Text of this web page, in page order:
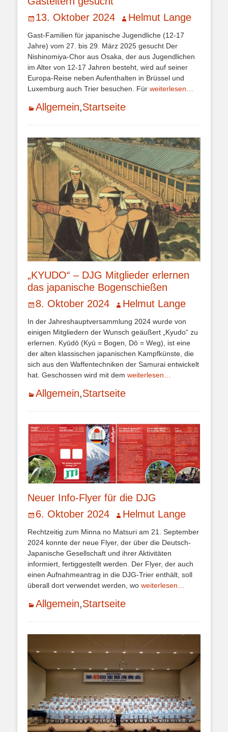
Veröffentlicht
am
13. Oktober 2024 Autor
Helmut Lange
Gast-Familien für japanische Jugendliche (12-17
Jahre) vom 27. bis 29. März 2025 gesucht Der
Nishinomiya-Chor aus Osaka, der aus Jugendlichen
im Alter von 12-17 Jahren besteht, wird auf seiner
Europa-Reise neben Aufenthalten in Brüssel und
Luxemburg auch Trier besuchen. Für weiterlesen…
Kategorien
Allgemein,Startseite
„KYUDO“ – DJG Mitglieder erlernen
das japanische Bogenschießen
Veröffentlicht
am
8. Oktober 2024 Autor
Helmut Lange
In der Jahreshauptversammlung 2024 wurde von
einigen Mitgliedern der Wunsch geäußert „Kyudo“ zu
erlernen. Kyūdō (Kyū = Bogen, Dō = Weg), ist eine
der alten klassischen japanischen Kampfkünste, die
sich aus den Waffentechniken der Samurai entwickelt
hat. Geschossen wird mit dem weiterlesen…
Kategorien
Allgemein,Startseite
Neuer Info-Flyer für die DJG
Veröffentlicht
am
6. Oktober 2024 Autor
Helmut Lange
Rechtzeitig zum Minna no Matsuri am 21. September
2024 konnte der neue Flyer, der über die Deutsch-
Japanische Gesellschaft und ihrer Aktivitäten
informiert, fertiggestellt werden. Der Flyer, der auch
einen Aufnahmeantrag in die DJG-Trier enthält, soll
überall dort verwendet werden, wo weiterlesen…
Kategorien
Allgemein,Startseite